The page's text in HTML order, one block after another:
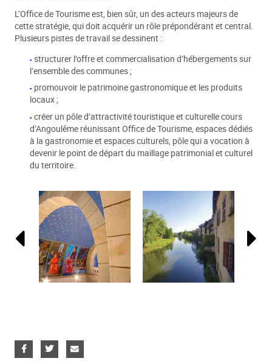
L’Office de Tourisme est, bien sûr, un des acteurs majeurs de
cette stratégie, qui doit acquérir un rôle prépondérant et central.
Plusieurs pistes de travail se dessinent :
structurer l’offre et commercialisation d’hébergements sur
l’ensemble des communes ;
promouvoir le patrimoine gastronomique et les produits
locaux ;
créer un pôle d’attractivité touristique et culturelle cours
d’Angoulême réunissant Office de Tourisme, espaces dédiés
à la gastronomie et espaces culturels, pôle qui a vocation à
devenir le point de départ du maillage patrimonial et culturel
du territoire.